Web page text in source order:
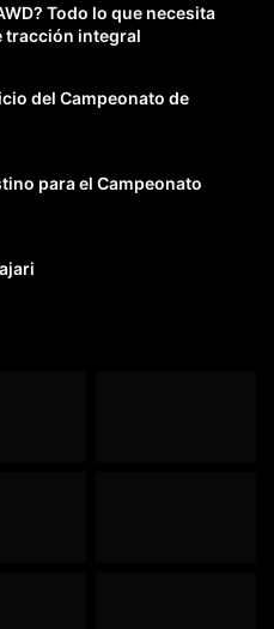
Todo lo que necesita
tracción integral
del Campeonato de
para el Campeonato